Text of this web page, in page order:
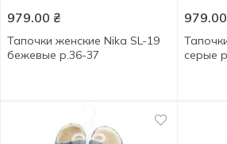
979.00 ₴
Тапочки женские Nika SL-19
бежевые р.36-37
979.00
серые